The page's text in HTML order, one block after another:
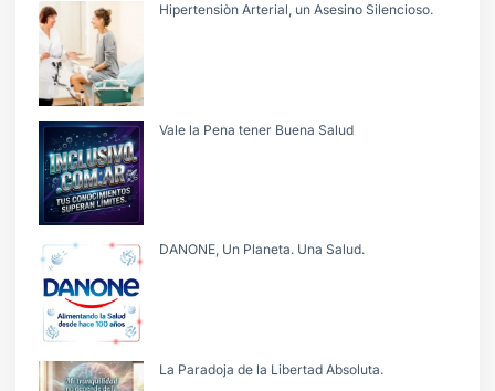
Hipertensiòn Arterial, un Asesino Silencioso.
Vale la Pena tener Buena Salud
DANONE, Un Planeta. Una Salud.
La Paradoja de la Libertad Absoluta.